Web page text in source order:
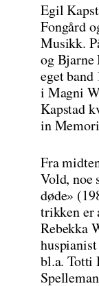
Egil
Fongård
Musikk.
og Bjarne
eget
i Magni
Kapstad
in
Fra
Vold, noe
døde»
trikken er
Rebekka
bl.a. Totti